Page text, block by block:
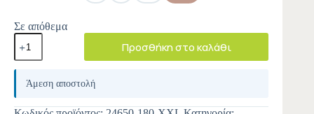
Σε απόθεμα
Προσθήκη στο καλάθι
A
e
Άμεση αποστολή